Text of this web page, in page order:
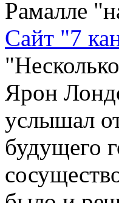
Рамалле
Сайт "7
Ярон
услышал
будущего